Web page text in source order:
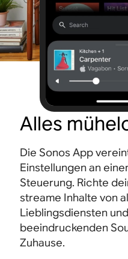
Alles
Die Sonos App
Einstellungen an
Steuerung. Richte
streame Inhalte von
Lieblingsdiensten
beeindruckenden
Zuhause.